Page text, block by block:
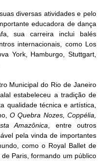
diversas atividades e pelo
educadora de dança
sua carreira inclui balés
internacionais, como Los
York, Hamburgo, Stuttgart,
Municipal do Rio de Janeiro
estabeleceu a tradição de
qualidade técnica e artística,
O Quebra Nozes, Coppélia,
Amazônica , entre outros
pela vinda de importantes
como o Royal Ballet de
Paris, formando um público